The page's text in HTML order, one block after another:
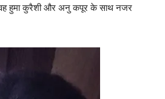
वह हुमा कुरैशी और अनु कपूर के साथ नजर